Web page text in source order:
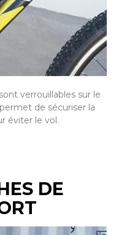
verrouillables sur le
de sécuriser la
éviter le vol.
DE